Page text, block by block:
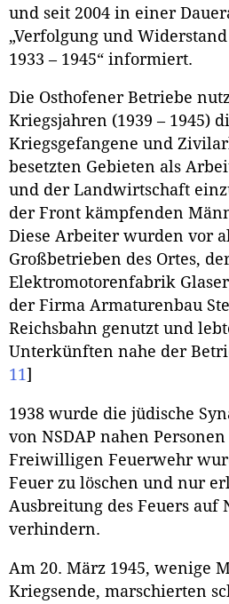
und seit 2004 in einer
„Verfolgung und
1933 – 1945“ informiert.
Die Osthofener Betriebe
Kriegsjahren (1939 – 1945)
Kriegsgefangene und
besetzten Gebieten als
und der Landwirtschaft
der Front kämpfenden
Diese Arbeiter wurden vor
Großbetrieben des Ortes,
Elektromotorenfabrik
der Firma Armaturenbau
Reichsbahn genutzt und
Unterkünften nahe der
11]
1938 wurde die jüdische
von NSDAP nahen
Freiwilligen Feuerwehr
Feuer zu löschen und nur
Ausbreitung des Feuers auf
verhindern.
Am 20. März 1945, wenige
Kriegsende, marschierten